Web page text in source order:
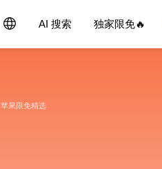
AI 搜索 独家限免🔥
苹果限免精选